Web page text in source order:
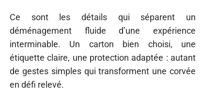
Ce sont les détails qui séparent un
déménagement fluide d’une expérience
interminable. Un carton bien choisi, une
étiquette claire, une protection adaptée : autant
de gestes simples qui transforment une corvée
en défi relevé.